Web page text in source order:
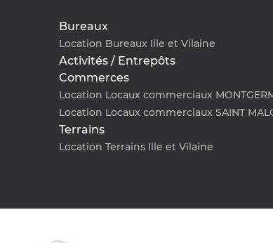
Bureaux
Location Bureaux Ille et Vilaine
Activités / Entrepôts
Commerces
Location Locaux commerciaux
Location Locaux commerciaux SAINT
Terrains
Location Terrains Ille et Vilaine